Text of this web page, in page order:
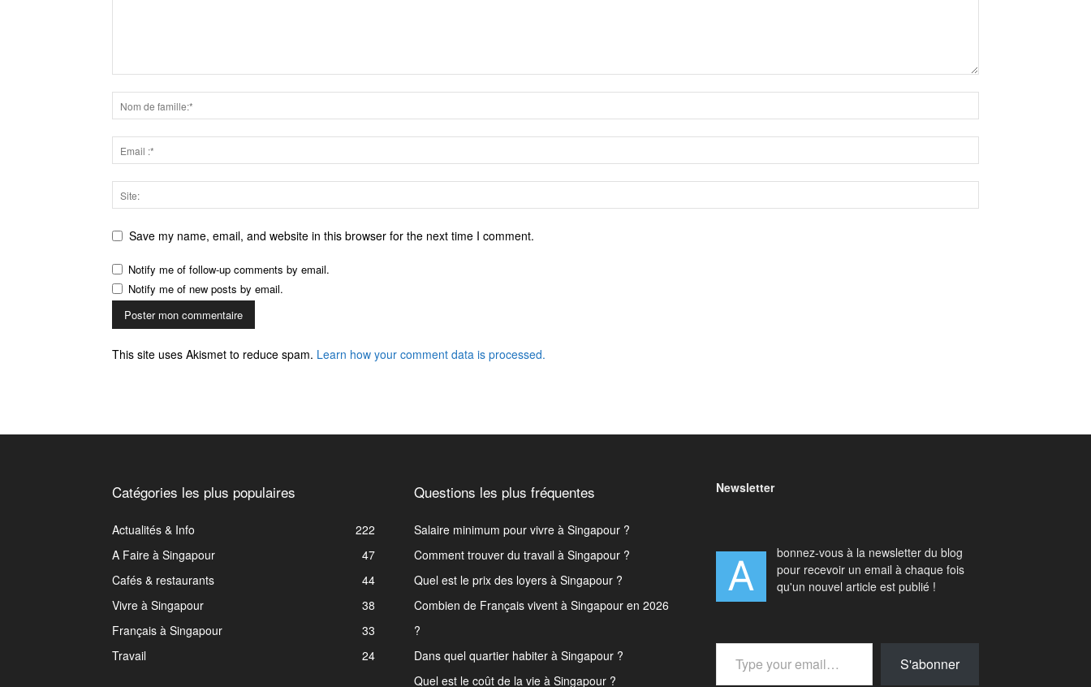
Save my name, email, and website in this browser for the next time I comment.
Notify me of follow-up comments by email.
Notify me of new posts by email.
This site uses Akismet to reduce spam. Learn how your comment data is processed.
Catégories les plus populaires
Actualités & Info
222
A Faire à Singapour
47
Cafés & restaurants
44
Vivre à Singapour
38
Français à Singapour
33
Travail
24
Questions les plus fréquentes
Salaire minimum pour vivre à Singapour ?
Comment trouver du travail à Singapour ?
Quel est le prix des loyers à Singapour ?
Combien de Français vivent à Singapour en 2026
?
Dans quel quartier habiter à Singapour ?
Quel est le coût de la vie à Singapour ?
Newsletter
A
bonnez-vous à la newsletter du blog
pour recevoir un email à chaque fois
qu'un nouvel article est publié !
Type your email…
S'abonner